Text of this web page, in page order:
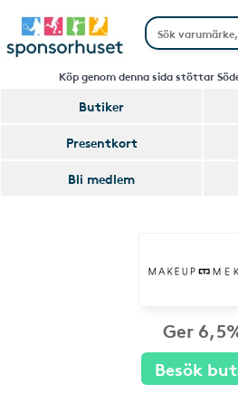
Köp genom denna sida stöttar
Butiker
Presentkort
Bli medlem
Ger
Besök